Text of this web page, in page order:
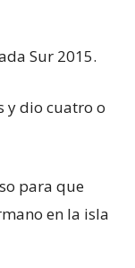
Sur 2015.
y dio cuatro o
para que
en la isla